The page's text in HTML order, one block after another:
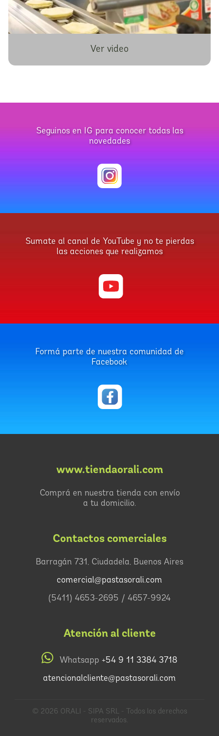
Ver video
Seguinos en IG para conocer todas las
novedades
Sumate al canal de YouTube y no te pierdas
las acciones que realizamos
Formá parte de nuestra comunidad de
Facebook
www.tiendaorali.com
Comprá en nuestra tienda con envío
a tu domicilio.
Contactos comerciales
Barragán 731, Ciudadela, Buenos Aires
comercial@pastasorali.com
(5411) 4653-2695 / 4657-9924
Atención al cliente
Whatsapp +54 9 11 3384 3718
atencionalcliente@pastasorali.com
© 2026 ORALI - SIPA SRL - Todos los derechos
reservados.